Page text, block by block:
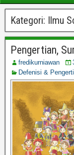
Kategori: Ilmu
Pengertian,
fredikurniawan
Defenisi &